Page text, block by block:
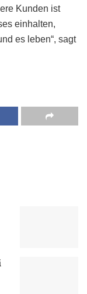
Kunden ist
einhalten,
es leben“, sagt